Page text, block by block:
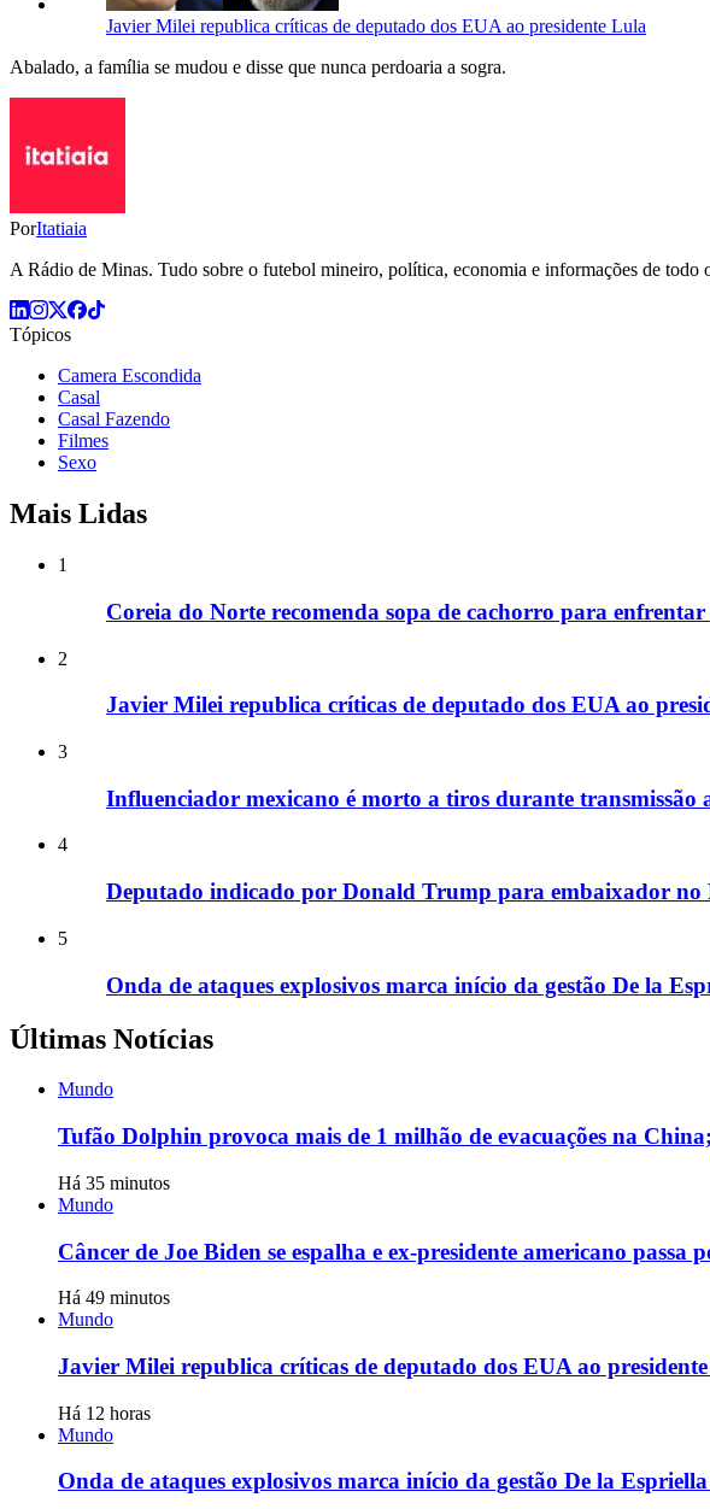
Javier Milei republica críticas de deputado dos EUA ao presidente Lula
Abalado, a família se mudou e disse que nunca perdoaria a sogra.
PorItatiaia
A Rádio de Minas. Tudo sobre o futebol mineiro, política, economia e informações de todo
Tópicos
Camera Escondida
Casal
Casal Fazendo
Filmes
Sexo
Mais Lidas
1
Coreia do Norte recomenda sopa de cachorro para
2
Javier Milei republica críticas de deputado dos EUA ao
3
Influenciador mexicano é morto a tiros durante transmissão
4
Deputado indicado por Donald Trump para embaixador no
5
Onda de ataques explosivos marca início da gestão De la
Últimas Notícias
Mundo
Tufão Dolphin provoca mais de 1 milhão de evacuações na
Há 35 minutos
Mundo
Câncer de Joe Biden se espalha e ex-presidente americano passa
Há 49 minutos
Mundo
Javier Milei republica críticas de deputado dos EUA ao
Há 12 horas
Mundo
Onda de ataques explosivos marca início da gestão De la